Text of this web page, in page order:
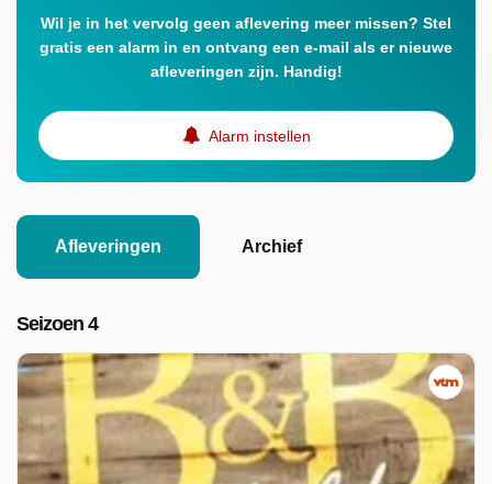
Wil je in het vervolg geen aflevering meer missen? Stel
gratis een alarm in en ontvang een e-mail als er nieuwe
afleveringen zijn. Handig!
Alarm instellen
Afleveringen Archief
Seizoen 4